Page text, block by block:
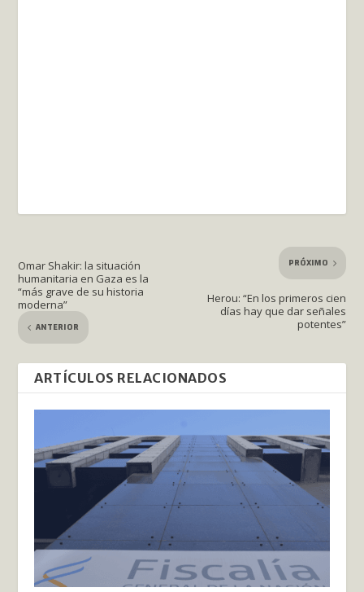
Omar Shakir: la situación
humanitaria en Gaza es la
“más grave de su historia
moderna”
ANTERIOR
PRÓXIMO
Herou: “En los primeros cien
días hay que dar señales
potentes”
ARTÍCULOS RELACIONADOS